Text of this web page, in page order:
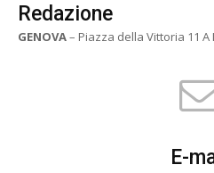
Redazione
GENOVA– Piazza della Vittoria 11 A
E-